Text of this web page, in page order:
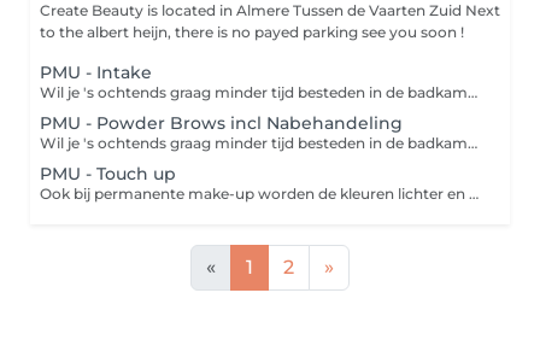
Create Beauty is located in Almere Tussen de Vaarten Zuid Next
to the albert heijn, there is no payed parking see you soon !
PMU - Intake
Wil je 's ochtends graag minder tijd besteden in de badkamer? Permanente make-up helpt hierbij! Zo hoef je bij permanente make-up geen make-up meer aan te brengen maar wordt deze definitief aangebracht door de specialist. Zo heb je tot wel 2 jaar een natuurlijke look zonder vroeg uit je bed te moeten 's ochtends! Tijdens de intake worden jouw wensen besproken en wordt er een plan van aanpak gemaakt.
PMU - Powder Brows incl Nabehandeling
Wil je 's ochtends graag minder tijd besteden in de badkamer? Permanente make-up helpt hierbij! Zo hoef je bij permanente make-up geen make-up meer aan te brengen maar wordt deze definitief aangebracht door de specialist. Zo heb je tot wel 2 jaar een natuurlijke look zonder vroeg uit je bed te moeten 's ochtends! De Powder Brows techniek pigmenteert op subtiele wijze de wenkbrauwvorm. Je wenkbrauwen lijken een stuk voller, alsof ze door een wenkbrauwpoeder zijn ingekleurd. In tegenstelling tot microblading is het geschikt voor ieder huidtype en krijg je een meer gedefinieerd resultaat.
PMU - Touch up
Ook bij permanente make-up worden de kleuren lichter en moeten ongeveer ieder 1,5 tot 2 jaar worden bijgewerkt. Om te voorkomen dat je zelf weer de make-up erbij pakt kun je eens in de zoveel tijd een opfrisbeurt doen. Zo voel jij jezelf weer helemaal top!
« 1 2 »